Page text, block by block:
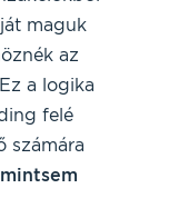
maguk
az
a logika
felé
számára